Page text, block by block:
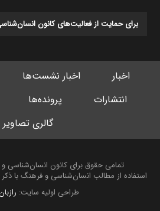
برای حمایت از فعالیت‌های کانون
اخبار اخبار نشست‌ها
انتشارات
پرونده‌ها
گالری تصاویر
تمامی حقوق برای کانون انسان‌شناسی
استفاده از مطالب انسان‌شناسی و فرهنگ با ذکر
طراحی اولیه سایت: